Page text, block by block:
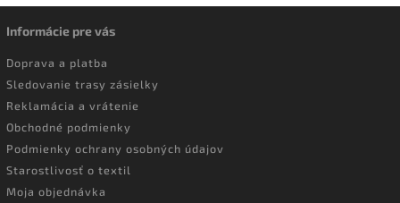
Informácie pre vás
Doprava a platba
Sledovanie trasy zásielky
Reklamácia a vrátenie
Obchodné podmienky
Podmienky ochrany osobných údajov
Starostlivosť o textil
Moja objednávka